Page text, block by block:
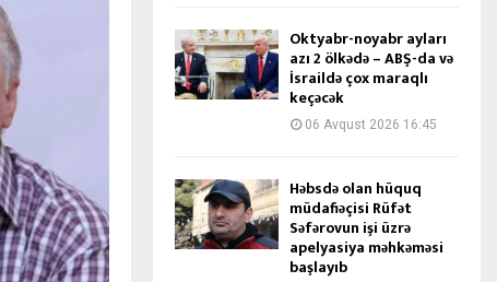
Oktyabr-noyabr ayları
azı 2 ölkədə – ABŞ-da və
İsraildə çox maraqlı
keçəcək
06 Avqust 2026 16:45
Həbsdə olan hüquq
müdafiəçisi Rüfət
Səfərovun işi üzrə
apelyasiya məhkəməsi
başlayıb